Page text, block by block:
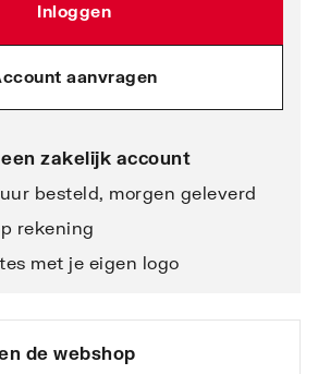
Inloggen
aanvragen
zakelijk account
besteld, morgen geleverd
rekening
met je eigen logo
de webshop